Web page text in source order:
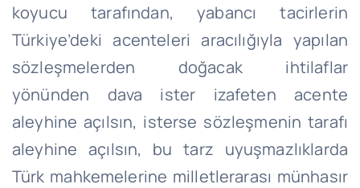
koyucu tarafından, yabancı tacirlerin
Türkiye’deki acenteleri aracılığıyla yapılan
sözleşmelerden doğacak ihtilaflar
yönünden dava ister izafeten acente
aleyhine açılsın, isterse sözleşmenin tarafı
aleyhine açılsın, bu tarz uyuşmazlıklarda
Türk mahkemelerine milletlerarası münhasır